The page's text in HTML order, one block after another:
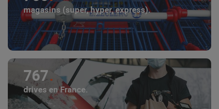
magasins (super, hyper, express).
767
drives en France.